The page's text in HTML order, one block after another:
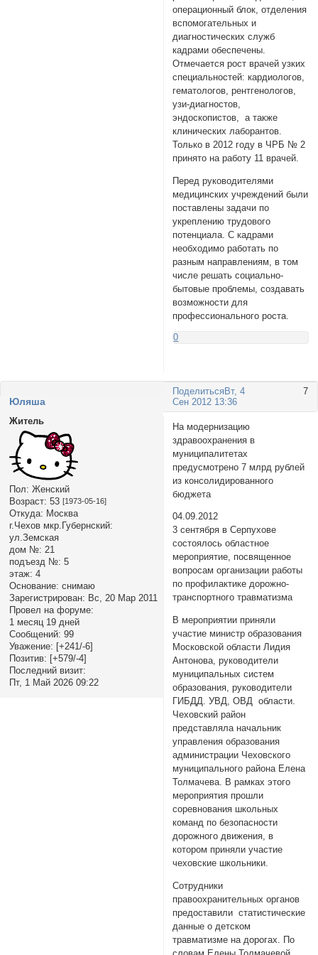
операционный блок, отделения
вспомогательных и
диагностических служб
кадрами обеспечены.
Отмечается рост врачей узких
специальностей: кардиологов,
гематологов, рентгенологов,
узи-диагностов,
эндоскопистов, а также
клинических лаборантов.
Только в 2012 году в ЧРБ № 2
принято на работу 11 врачей.
Перед руководителями
медицинских учреждений были
поставлены задачи по
укреплению трудового
потенциала. С кадрами
необходимо работать по
разным направлениям, в том
числе решать социально-
бытовые проблемы, создавать
возможности для
профессионального роста.
0
Поделиться 7
Вт, 4
Сен 2012 13:36
Юляша
Житель
Пол: Женский
Возраст: 53 [1973-05-16]
Откуда: Москва
г.Чехов мкр.Губернский:
ул.Земская
дом №: 21
подъезд №: 5
этаж: 4
Основание: снимаю
Зарегистрирован: Вс, 20 Мар 2011
Провел на форуме:
1 месяц 19 дней
Сообщений: 99
Уважение: [+241/-6]
Позитив: [+579/-4]
Последний визит:
Пт, 1 Май 2026 09:22
На модернизацию
здравоохранения в
муниципалитетах
предусмотрено 7 млрд рублей
из консолидированного
бюджета
04.09.2012
3 сентября в Серпухове
состоялось областное
мероприятие, посвященное
вопросам организации работы
по профилактике дорожно-
транспортного травматизма
В мероприятии приняли
участие министр образования
Московской области Лидия
Антонова, руководители
муниципальных систем
образования, руководители
ГИБДД. УВД, ОВД области.
Чеховский район
представляла начальник
управления образования
администрации Чеховского
муниципального района Елена
Толмачева. В рамках этого
мероприятия прошли
соревнования школьных
команд по безопасности
дорожного движения, в
котором приняли участие
чеховские школьники.
Сотрудники
правоохранительных органов
предоставили статистические
данные о детском
травматизме на дорогах. По